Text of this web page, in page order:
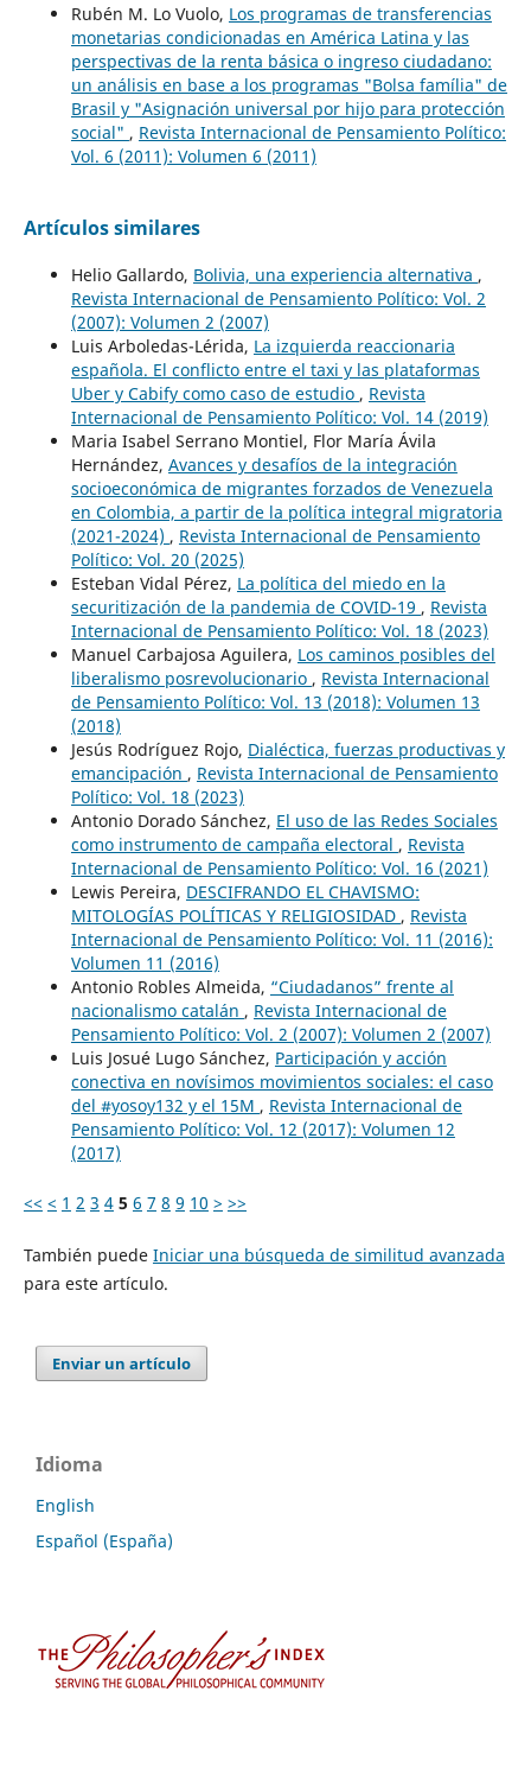
Rubén M. Lo Vuolo, Los programas de transferencias
monetarias condicionadas en América Latina y las
perspectivas de la renta básica o ingreso ciudadano:
un análisis en base a los programas "Bolsa família" de
Brasil y "Asignación universal por hijo para protección
social" , Revista Internacional de Pensamiento Político:
Vol. 6 (2011): Volumen 6 (2011)
Artículos similares
Helio Gallardo, Bolivia, una experiencia alternativa ,
Revista Internacional de Pensamiento Político: Vol. 2
(2007): Volumen 2 (2007)
Luis Arboledas-Lérida, La izquierda reaccionaria
española. El conflicto entre el taxi y las plataformas
Uber y Cabify como caso de estudio , Revista
Internacional de Pensamiento Político: Vol. 14 (2019)
Maria Isabel Serrano Montiel, Flor María Ávila
Hernández, Avances y desafíos de la integración
socioeconómica de migrantes forzados de Venezuela
en Colombia, a partir de la política integral migratoria
(2021-2024) , Revista Internacional de Pensamiento
Político: Vol. 20 (2025)
Esteban Vidal Pérez, La política del miedo en la
securitización de la pandemia de COVID-19 , Revista
Internacional de Pensamiento Político: Vol. 18 (2023)
Manuel Carbajosa Aguilera, Los caminos posibles del
liberalismo posrevolucionario , Revista Internacional
de Pensamiento Político: Vol. 13 (2018): Volumen 13
(2018)
Jesús Rodríguez Rojo, Dialéctica, fuerzas productivas y
emancipación , Revista Internacional de Pensamiento
Político: Vol. 18 (2023)
Antonio Dorado Sánchez, El uso de las Redes Sociales
como instrumento de campaña electoral , Revista
Internacional de Pensamiento Político: Vol. 16 (2021)
Lewis Pereira, DESCIFRANDO EL CHAVISMO:
MITOLOGÍAS POLÍTICAS Y RELIGIOSIDAD , Revista
Internacional de Pensamiento Político: Vol. 11 (2016):
Volumen 11 (2016)
Antonio Robles Almeida, “Ciudadanos” frente al
nacionalismo catalán , Revista Internacional de
Pensamiento Político: Vol. 2 (2007): Volumen 2 (2007)
Luis Josué Lugo Sánchez, Participación y acción
conectiva en novísimos movimientos sociales: el caso
del #yosoy132 y el 15M , Revista Internacional de
Pensamiento Político: Vol. 12 (2017): Volumen 12
(2017)
<< < 1 2 3 4 5 6 7 8 9 10 > >>
También puede Iniciar una búsqueda de similitud avanzada
para este artículo.
Enviar un artículo
Idioma
English
Español (España)